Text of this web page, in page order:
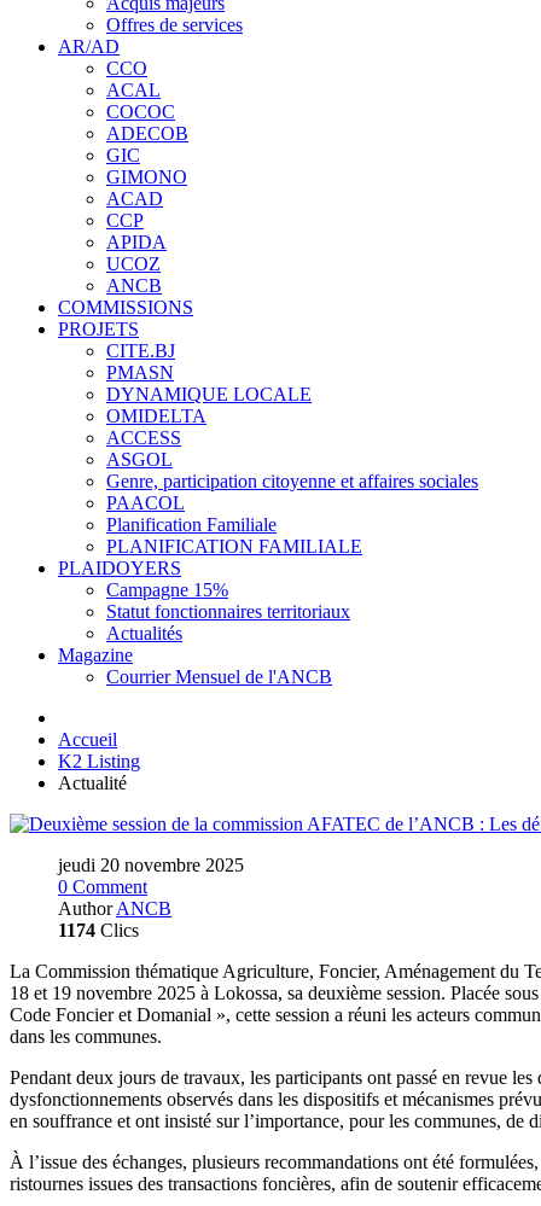
Offres de services
AR/AD
CCO
ACAL
COCOC
ADECOB
GIC
GIMONO
ACAD
CCP
APIDA
UCOZ
ANCB
COMMISSIONS
PROJETS
CITE.BJ
PMASN
DYNAMIQUE LOCALE
OMIDELTA
ACCESS
ASGOL
Genre, participation citoyenne et affaires sociales
PAACOL
Planification Familiale
PLANIFICATION FAMILIALE
PLAIDOYERS
Campagne 15%
Statut fonctionnaires territoriaux
Actualités
Magazine
Courrier Mensuel de l'ANCB
Accueil
K2 Listing
Actualité
jeudi 20 novembre 2025
0 Comment
AuthorANCB
1174 Clics
La Commission thématique Agriculture, Foncier, Aménagement du
18 et 19 novembre 2025 à Lokossa, sa deuxième session. Placée
Code Foncier et Domanial », cette session a réuni les acteurs
dans les communes.
Pendant deux jours de travaux, les participants ont passé en revue
dysfonctionnements observés dans les dispositifs et mécanismes
en souffrance et ont insisté sur l’importance, pour les communes, de
À l’issue des échanges, plusieurs recommandations ont été
ristournes issues des transactions foncières, afin de soutenir